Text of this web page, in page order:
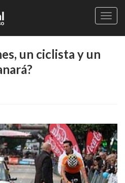
un ciclista y un